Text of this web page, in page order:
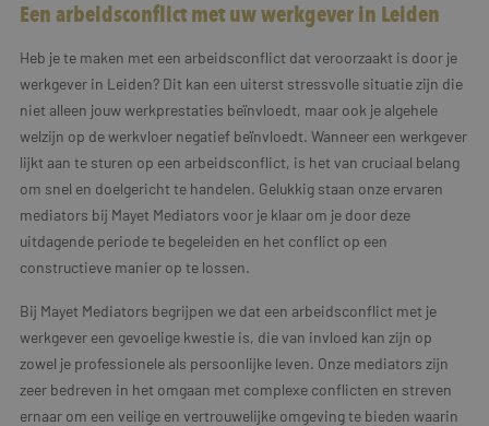
Een arbeidsconflict met uw werkgever in Leiden
Heb je te maken met een arbeidsconflict dat veroorzaakt is door je
werkgever in Leiden? Dit kan een uiterst stressvolle situatie zijn die
niet alleen jouw werkprestaties beïnvloedt, maar ook je algehele
welzijn op de werkvloer negatief beïnvloedt. Wanneer een werkgever
lijkt aan te sturen op een arbeidsconflict, is het van cruciaal belang
om snel en doelgericht te handelen. Gelukkig staan onze ervaren
mediators bij Mayet Mediators voor je klaar om je door deze
uitdagende periode te begeleiden en het conflict op een
constructieve manier op te lossen.
Bij Mayet Mediators begrijpen we dat een arbeidsconflict met je
werkgever een gevoelige kwestie is, die van invloed kan zijn op
zowel je professionele als persoonlijke leven. Onze mediators zijn
zeer bedreven in het omgaan met complexe conflicten en streven
ernaar om een veilige en vertrouwelijke omgeving te bieden waarin